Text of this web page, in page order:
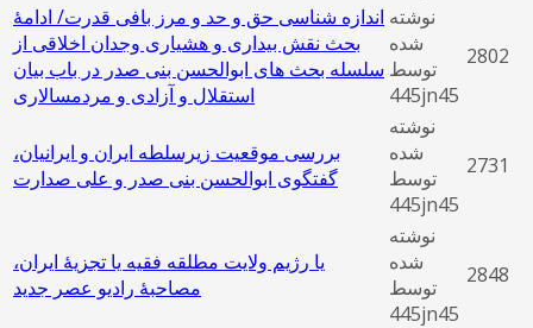
اندازه شناسی حق و حد و مرز بافی قدرت/ ادامۀ
بحث نقش بیداری و هشیاری وجدان اخلاقی از
سلسله بحث های ابوالحسن بنی صدر در باب بیان
استقلال و آزادی و مردمسالاری
نوشته
شده
توسط
445jn45
2802
بررسی موقعیت زیرسلطه ایران و ایرانیان،
گفتگوی ابوالحسن بنی صدر و علی صدارت
نوشته
شده
توسط
445jn45
2731
یا رژیم ولایت مطلقه فقیه یا تجزیۀ ایران،
مصاحبۀ رادیو عصر جدید
نوشته
شده
توسط
445jn45
2848